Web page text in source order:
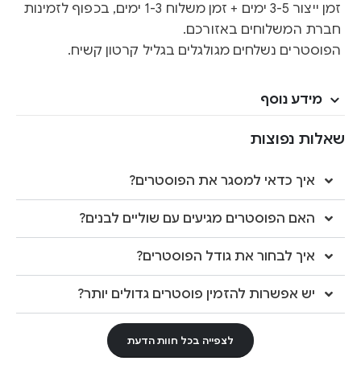
זמן ייצור 3-5 ימים + זמן משלוח 1-3 ימים, בכפוף לזמינות
חברת המשלוחים באזורכם.
הפוסטרים נשלחים מגולגלים בגליל קרטון קשיח.
מידע נוסף
שאלות נפוצות
איך כדאי למסגר את הפוסטרים?
האם הפוסטרים מגיעים עם שוליים לבנים?
איך לבחור את גודל הפוסטרים?
יש אפשרות להזמין פוסטרים גדולים יותר?
לצפייה בכל חוות הדעת